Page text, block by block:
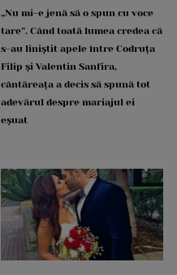
„Nu mi-e jenă să o spun cu voce
tare”. Când toată lumea credea că
s-au liniștit apele între Codruța
Filip și Valentin Sanfira,
cântăreața a decis să spună tot
adevărul despre mariajul ei
eșuat